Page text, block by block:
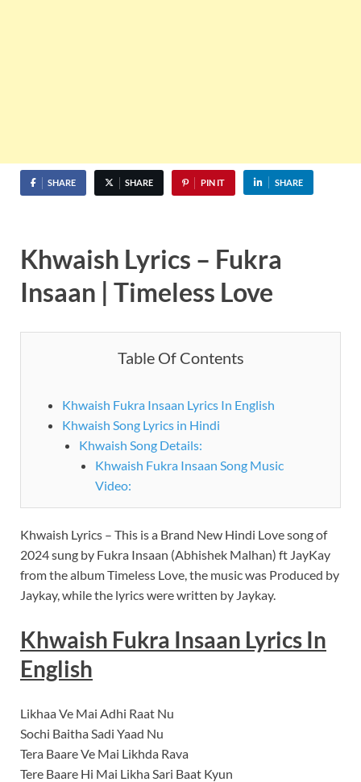
SHARE SHARE PIN IT SHARE
Khwaish Lyrics – Fukra
Insaan | Timeless Love
Table Of Contents
Khwaish Fukra Insaan Lyrics In English
Khwaish Song Lyrics in Hindi
Khwaish Song Details:
Khwaish Fukra Insaan Song Music
Video:
Khwaish Lyrics – This is a Brand New Hindi Love song of
2024 sung by Fukra Insaan (Abhishek Malhan) ft JayKay
from the album Timeless Love, the music was Produced by
Jaykay, while the lyrics were written by Jaykay.
Khwaish Fukra Insaan Lyrics In
English
Likhaa Ve Mai Adhi Raat Nu
Sochi Baitha Sadi Yaad Nu
Tera Baare Ve Mai Likhda Rava
Tere Baare Hi Mai Likha Sari Baat Kyun